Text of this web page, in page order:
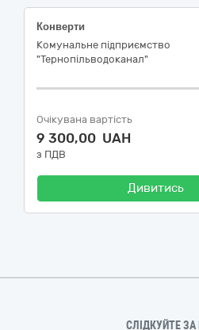
Конверти
Комунальне підприємство
"Тернопільводоканал"
Очікувана вартість
9 300,00 UAH
з ПДВ
Дивитись
СЛІДКУЙТЕ